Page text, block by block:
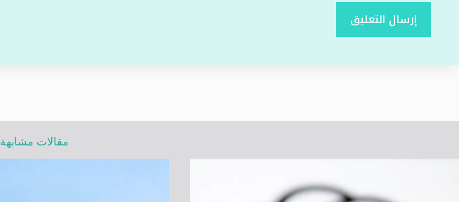
إرسال التعليق
مقالات مشابهة